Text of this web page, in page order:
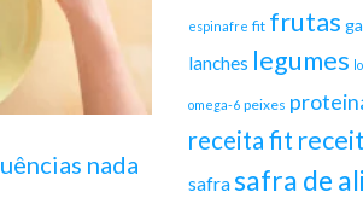
nada
espinafre fit frutas
lanches legumes
omega-6 peixes
receita fit
safrasafra de